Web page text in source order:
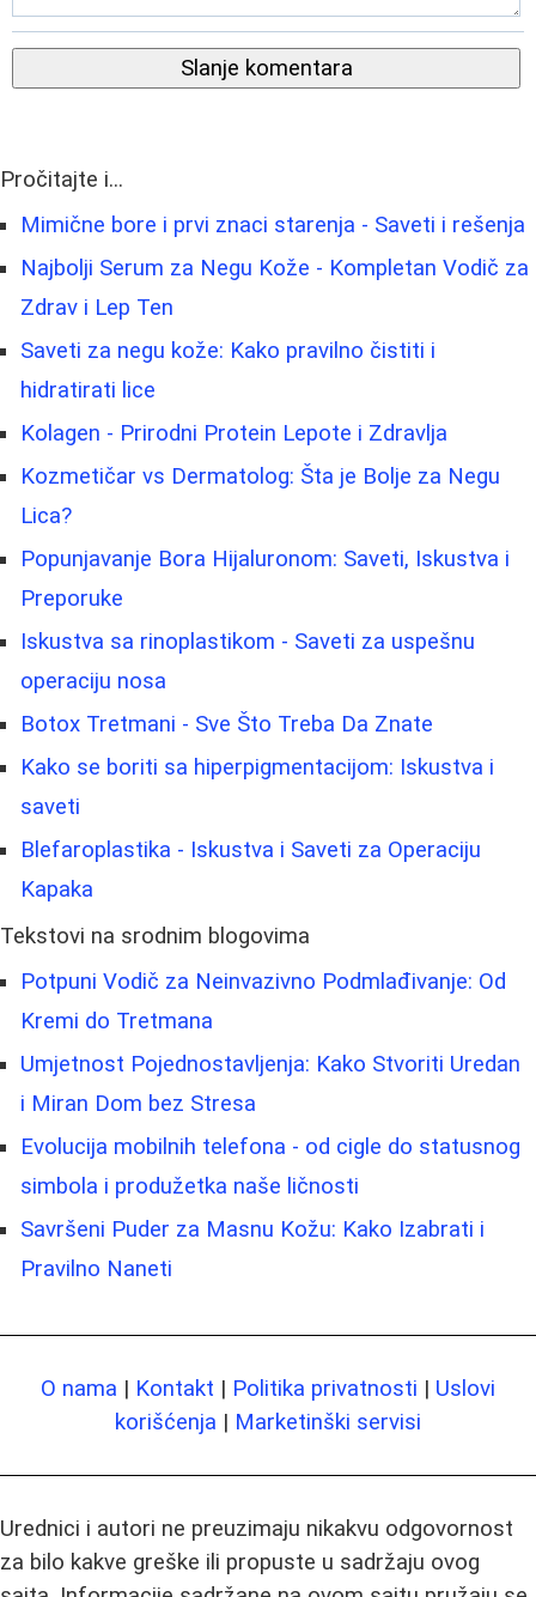
Slanje komentara
Pročitajte i...
Mimične bore i prvi znaci starenja - Saveti i rešenja
Najbolji Serum za Negu Kože - Kompletan Vodič za
Zdrav i Lep Ten
Saveti za negu kože: Kako pravilno čistiti i
hidratirati lice
Kolagen - Prirodni Protein Lepote i Zdravlja
Kozmetičar vs Dermatolog: Šta je Bolje za Negu
Lica?
Popunjavanje Bora Hijaluronom: Saveti, Iskustva i
Preporuke
Iskustva sa rinoplastikom - Saveti za uspešnu
operaciju nosa
Botox Tretmani - Sve Što Treba Da Znate
Kako se boriti sa hiperpigmentacijom: Iskustva i
saveti
Blefaroplastika - Iskustva i Saveti za Operaciju
Kapaka
Tekstovi na srodnim blogovima
Potpuni Vodič za Neinvazivno Podmlađivanje: Od
Kremi do Tretmana
Umjetnost Pojednostavljenja: Kako Stvoriti Uredan
i Miran Dom bez Stresa
Evolucija mobilnih telefona - od cigle do statusnog
simbola i produžetka naše ličnosti
Savršeni Puder za Masnu Kožu: Kako Izabrati i
Pravilno Naneti
O nama | Kontakt | Politika privatnosti | Uslovi
korišćenja | Marketinški servisi
Urednici i autori ne preuzimaju nikakvu odgovornost
za bilo kakve greške ili propuste u sadržaju ovog